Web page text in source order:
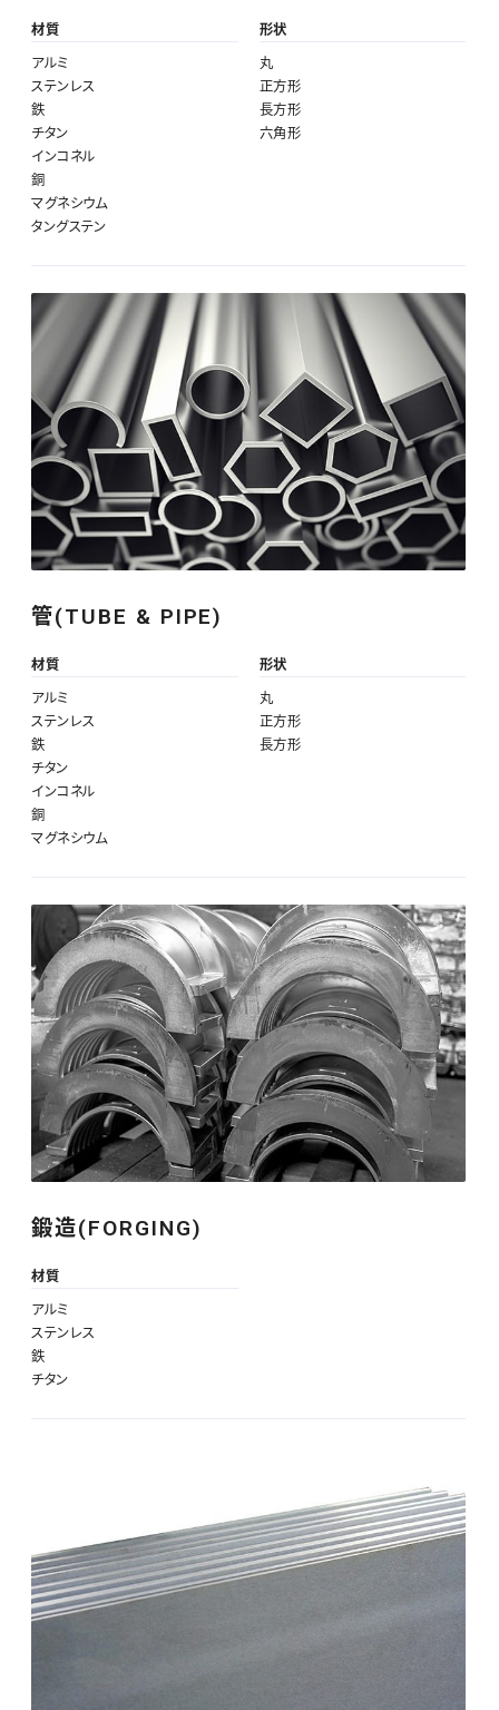
材質
アルミ
ステンレス
鉄
チタン
インコネル
銅
マグネシウム
タングステン
形状
丸
正方形
長方形
六角形
管(TUBE & PIPE)
材質
アルミ
ステンレス
鉄
チタン
インコネル
銅
マグネシウム
形状
丸
正方形
長方形
鍛造(FORGING)
材質
アルミ
ステンレス
鉄
チタン